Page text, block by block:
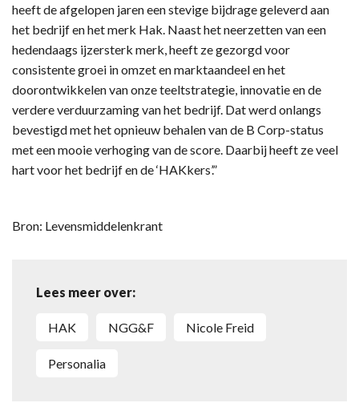
heeft de afgelopen jaren een stevige bijdrage geleverd aan
het bedrijf en het merk Hak. Naast het neerzetten van een
hedendaags ijzersterk merk, heeft ze gezorgd voor
consistente groei in omzet en marktaandeel en het
doorontwikkelen van onze teeltstrategie, innovatie en de
verdere verduurzaming van het bedrijf. Dat werd onlangs
bevestigd met het opnieuw behalen van de B Corp-status
met een mooie verhoging van de score. Daarbij heeft ze veel
hart voor het bedrijf en de ‘HAKkers’.”
Bron: Levensmiddelenkrant
Lees meer over:
HAK NGG&F Nicole Freid
Personalia